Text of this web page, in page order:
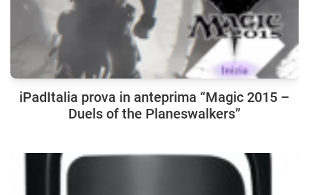
iPadItalia prova in anteprima “Magic 2015 –
Duels of the Planeswalkers”